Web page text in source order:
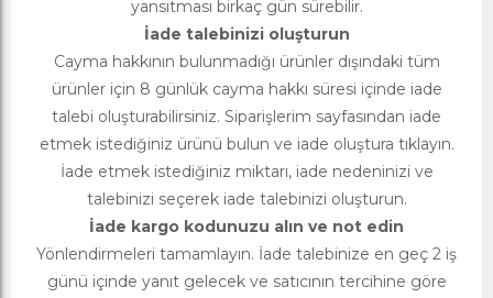
yansıtması birkaç gün sürebilir.
İade talebinizi oluşturun
Cayma hakkının bulunmadığı ürünler dışındaki tüm
ürünler için 8 günlük cayma hakkı süresi içinde iade
talebi oluşturabilirsiniz. Siparişlerim sayfasından iade
etmek istediğiniz ürünü bulun ve iade oluştura tıklayın.
İade etmek istediğiniz miktarı, iade nedeninizi ve
talebinizi seçerek iade talebinizi oluşturun.
İade kargo kodunuzu alın ve not edin
Yönlendirmeleri tamamlayın. İade talebinize en geç 2 iş
günü içinde yanıt gelecek ve satıcının tercihine göre